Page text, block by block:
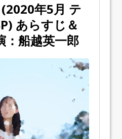
(2020年5月 テ
あらすじ＆
：船越英一郎